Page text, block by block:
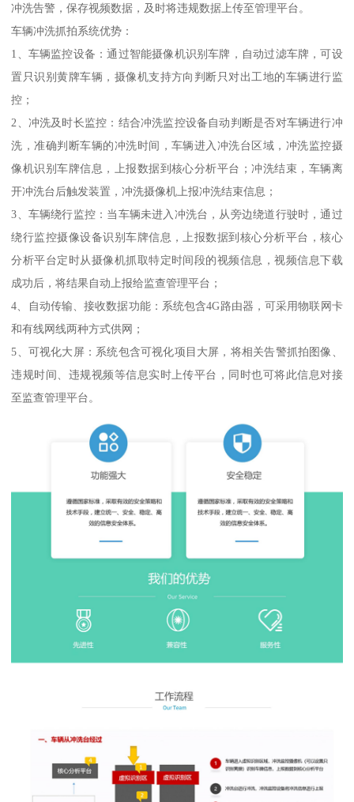
冲洗告警，保存视频数据，及时将违规数据上传至管理平台。
车辆冲洗抓拍系统优势：
1、车辆监控设备：通过智能摄像机识别车牌，自动过滤车牌，可设
置只识别黄牌车辆，摄像机支持方向判断只对出工地的车辆进行监
控；
2、冲洗及时长监控：结合冲洗监控设备自动判断是否对车辆进行冲
洗，准确判断车辆的冲洗时间，车辆进入冲洗台区域，冲洗监控摄
像机识别车牌信息，上报数据到核心分析平台；冲洗结束，车辆离
开冲洗台后触发装置，冲洗摄像机上报冲洗结束信息；
3、车辆绕行监控：当车辆未进入冲洗台，从旁边绕道行驶时，通过
绕行监控摄像设备识别车牌信息，上报数据到核心分析平台，核心
分析平台定时从摄像机抓取特定时间段的视频信息，视频信息下载
成功后，将结果自动上报给监查管理平台；
4、自动传输、接收数据功能：系统包含4G路由器，可采用物联网卡
和有线网线两种方式供网；
5、可视化大屏：系统包含可视化项目大屏，将相关告警抓拍图像、
违规时间、违规视频等信息实时上传平台，同时也可将此信息对接
至监查管理平台。